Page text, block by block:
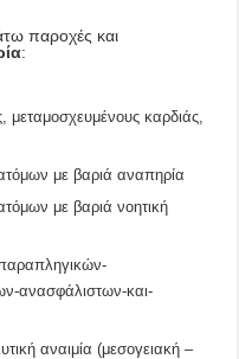
παροχές και
:
μεταμοσχευμένους καρδιάς,
με βαριά αναπηρία
με βαριά νοητική
ανασφάλιστων-και-
αναιμία (μεσογειακή –